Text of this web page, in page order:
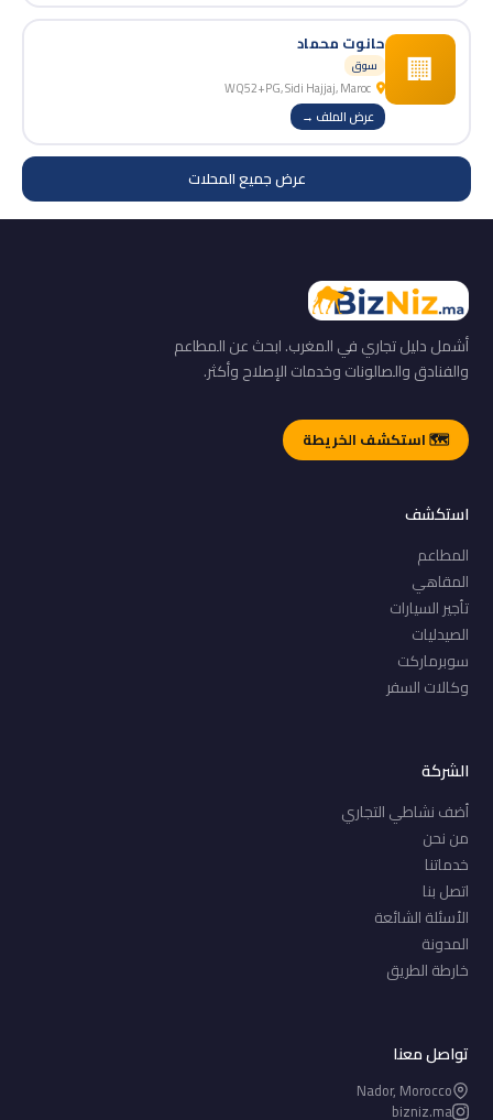
🏢 حانوت محماد
سوق
عرض الملف →
عرض جميع المحلات
أشمل دليل تجاري في المغرب. ابحث عن المطاعم
والفنادق والصالونات وخدمات الإصلاح وأكثر.
🗺️ استكشف الخريطة
استكشف
المطاعم
المقاهي
تأجير السيارات
الصيدليات
سوبرماركت
وكالات السفر
الشركة
أضف نشاطي التجاري
من نحن
خدماتنا
اتصل بنا
الأسئلة الشائعة
المدونة
خارطة الطريق
تواصل معنا
Nador, Morocco
bizniz.ma